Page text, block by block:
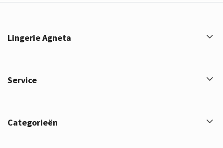
Lingerie Agneta
Service
Categorieën